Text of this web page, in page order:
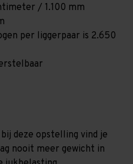
/ 1.100 mm
per liggerpaar is 2.650
deze opstelling vind je
nooit meer gewicht in